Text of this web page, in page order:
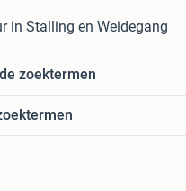
in Stalling en Weidegang
zoektermen